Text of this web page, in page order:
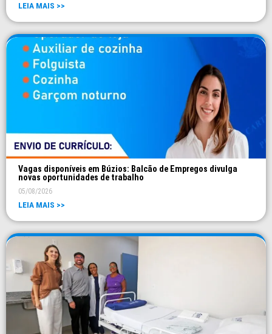
LEIA MAIS >>
Vagas disponíveis em Búzios: Balcão de Empregos divulga
novas oportunidades de trabalho
05/08/2026
LEIA MAIS >>